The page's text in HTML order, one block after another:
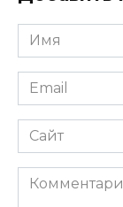
Имя
*
Email
*
Сайт
Комментарий